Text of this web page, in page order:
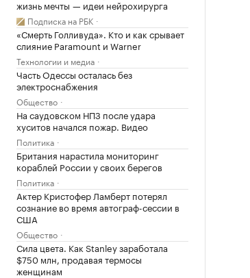
жизнь мечты — идеи нейрохирурга
Подписка на РБК
«Смерть Голливуда». Кто и как срывает
слияние Paramount и Warner
Технологии и медиа
Часть Одессы осталась без
электроснабжения
Общество
На саудовском НПЗ после удара
хуситов начался пожар. Видео
Политика
Британия нарастила мониторинг
кораблей России у своих берегов
Политика
Актер Кристофер Ламберт потерял
сознание во время автограф-сессии в
США
Общество
Сила цвета. Как Stanley заработала
$750 млн, продавая термосы
женщинам